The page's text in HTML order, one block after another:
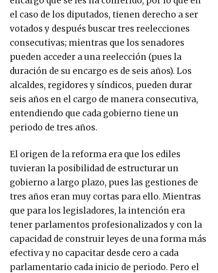
el caso de los diputados, tienen derecho a ser
votados y después buscar tres reelecciones
consecutivas; mientras que los senadores
pueden acceder a una reelección (pues la
duración de su encargo es de seis años). Los
alcaldes, regidores y síndicos, pueden durar
seis años en el cargo de manera consecutiva,
entendiendo que cada gobierno tiene un
periodo de tres años.
El origen de la reforma era que los ediles
tuvieran la posibilidad de estructurar un
gobierno a largo plazo, pues las gestiones de
tres años eran muy cortas para ello. Mientras
que para los legisladores, la intención era
tener parlamentos profesionalizados y con la
capacidad de construir leyes de una forma más
efectiva y no capacitar desde cero a cada
parlamentario cada inicio de periodo. Pero el